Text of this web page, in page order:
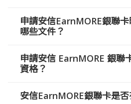
申請安信EarnMORE銀聯
哪些文件？
申請安信 EarnMORE 銀聯
資格？
安信EarnMORE銀聯卡是否